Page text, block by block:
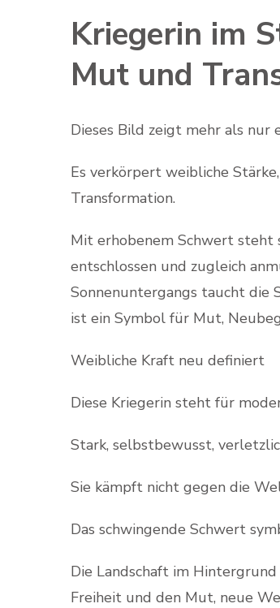
Kriegerin im
Mut und
Dieses Bild zeigt mehr als nur
Es verkörpert weibliche
Transformation.
Mit erhobenem Schwert steht
entschlossen und zugleich
Sonnenuntergangs taucht die
ist ein Symbol für Mut,
Weibliche Kraft neu definiert
Diese Kriegerin steht für
Stark, selbstbewusst,
Sie kämpft nicht gegen die
Das schwingende Schwert
Die Landschaft im
Freiheit und den Mut, neue